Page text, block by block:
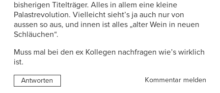
bisherigen Titelträger. Alles in allem eine kleine
Palastrevolution. Vielleicht sieht’s ja auch nur von
aussen so aus, und innen ist alles „alter Wein in neuen
Schläuchen“.
Muss mal bei den ex Kollegen nachfragen wie’s wirklich
ist.
Antworten Kommentar melden